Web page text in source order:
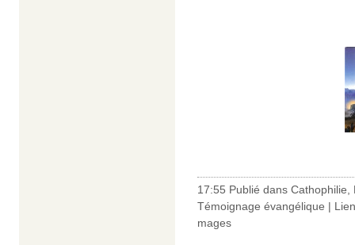
17:55 Publié dans Cathophilie
Témoignage évangélique |
mages